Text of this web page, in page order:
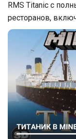
RMS Titanic с
ресторанов,